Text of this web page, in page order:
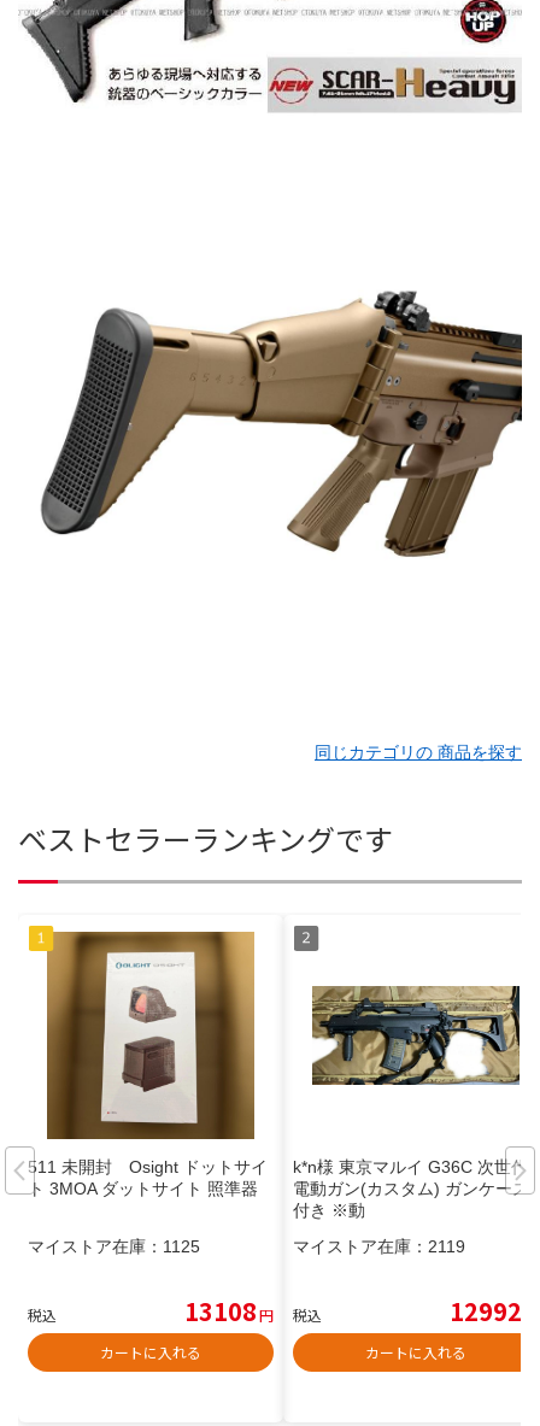
同じカテゴリの 商品を探す
ベストセラーランキングです
511 未開封 Osight ドットサイ
ト 3MOA ダットサイト 照準器
マイストア在庫： 1125
税込 13108円
カートに入れる
k*n様 東京マルイ G36C 次世代
電動ガン(カスタム) ガンケース
付き ※動
マイストア在庫： 2119
税込 12992
カートに入れる